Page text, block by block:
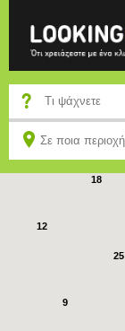
25
12
18
9